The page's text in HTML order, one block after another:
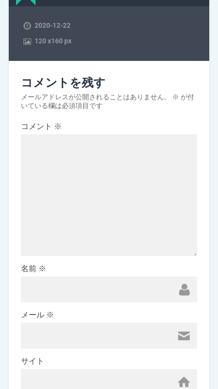
2020-12-22
120x160 px
コメントを残す
メールアドレスが公開されることはありません。 ※ が付
いている欄は必須項目です
コメント ※
名前 ※
メール ※
サイト